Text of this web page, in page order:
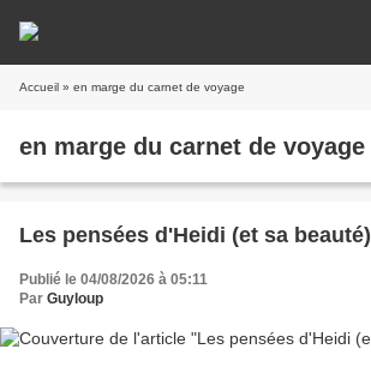
Accueil » en marge du carnet de voyage
en marge du carnet de voyage
Les pensées d'Heidi (et sa beauté)
Publié le 04/08/2026 à 05:11
Par Guyloup